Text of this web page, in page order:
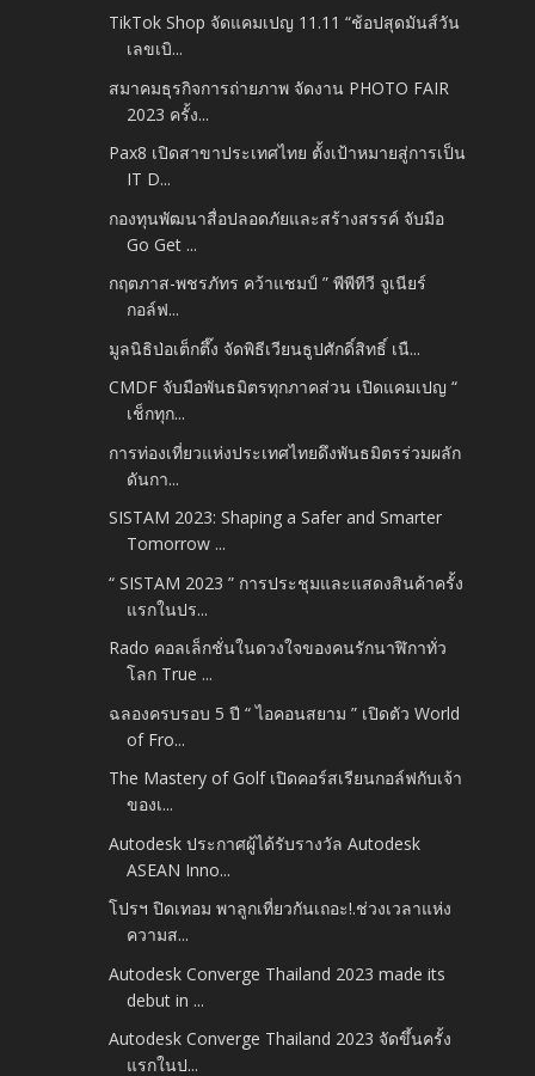
TikTok Shop จัดแคมเปญ 11.11 “ช้อปสุดมันส์วัน
เลขเบิ...
สมาคมธุรกิจการถ่ายภาพ จัดงาน PHOTO FAIR
2023 ครั้ง...
Pax8 เปิดสาขาประเทศไทย ตั้งเป้าหมายสู่การเป็น
IT D...
กองทุนพัฒนาสื่อปลอดภัยและสร้างสรรค์ จับมือ
Go Get ...
กฤตภาส-พชรภัทร คว้าแชมป์ ” พีพีทีวี จูเนียร์
กอล์ฟ...
มูลนิธิป่อเต็กตึ๊ง จัดพิธีเวียนธูปศักดิ์สิทธิ์ เนื...
CMDF จับมือพันธมิตรทุกภาคส่วน เปิดแคมเปญ “
เช็กทุก...
การท่องเที่ยวแห่งประเทศไทยดึงพันธมิตรร่วมผลัก
ดันกา...
SISTAM 2023: Shaping a Safer and Smarter
Tomorrow ...
“ SISTAM 2023 ” การประชุมและแสดงสินค้าครั้ง
แรกในปร...
Rado คอลเล็กชั่นในดวงใจของคนรักนาฬิกาทั่ว
โลก True ...
ฉลองครบรอบ 5 ปี “ ไอคอนสยาม ” เปิดตัว World
of Fro...
The Mastery of Golf เปิดคอร์สเรียนกอล์ฟกับเจ้า
ของเ...
Autodesk ประกาศผู้ได้รับรางวัล Autodesk
ASEAN Inno...
โปรฯ ปิดเทอม พาลูกเที่ยวกันเถอะ!.ช่วงเวลาแห่ง
ความส...
Autodesk Converge Thailand 2023 made its
debut in ...
Autodesk Converge Thailand 2023 จัดขึ้นครั้ง
แรกในป...